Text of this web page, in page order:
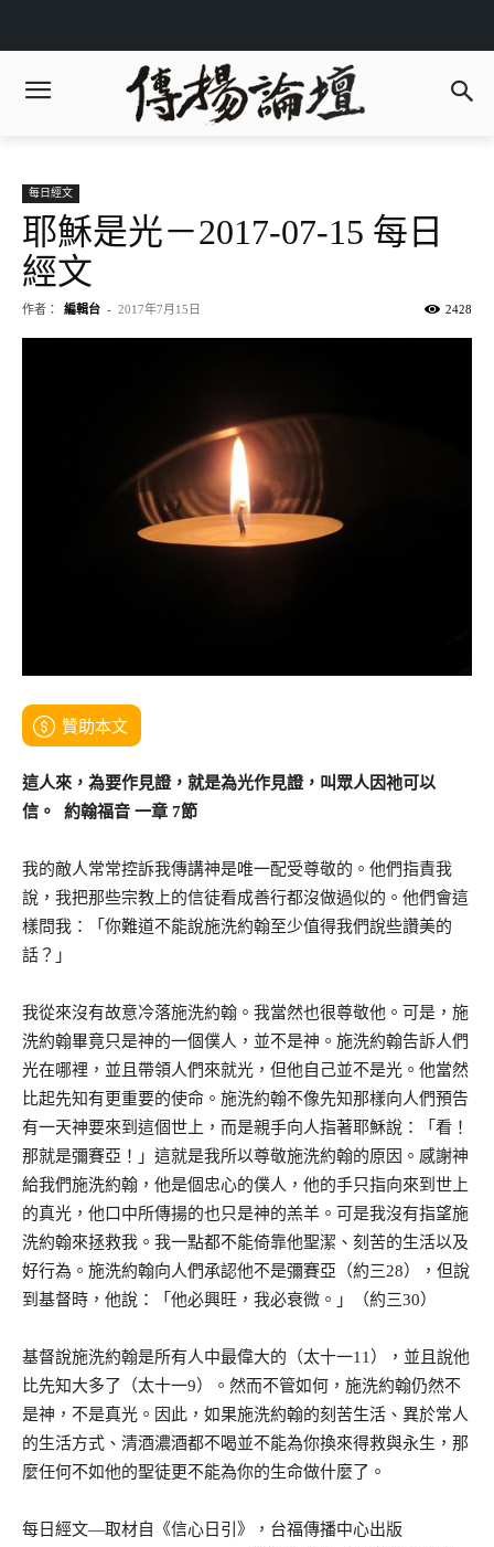
每日經文
耶穌是光－2017-07-15 每日
經文
作者： 編輯台 - 2017年7月15日 2428
贊助本文
這人來，為要作見證，就是為光作見證，叫眾人因祂可以
信。 約翰福音 一章 7節
我的敵人常常控訴我傳講神是唯一配受尊敬的。他們指責我
說，我把那些宗教上的信徒看成善行都沒做過似的。他們會這
樣問我：「你難道不能說施洗約翰至少值得我們說些讚美的
話？」
我從來沒有故意冷落施洗約翰。我當然也很尊敬他。可是，施
洗約翰畢竟只是神的一個僕人，並不是神。施洗約翰告訴人們
光在哪裡，並且帶領人們來就光，但他自己並不是光。他當然
比起先知有更重要的使命。施洗約翰不像先知那樣向人們預告
有一天神要來到這個世上，而是親手向人指著耶穌說：「看！
那就是彌賽亞！」這就是我所以尊敬施洗約翰的原因。感謝神
給我們施洗約翰，他是個忠心的僕人，他的手只指向來到世上
的真光，他口中所傳揚的也只是神的羔羊。可是我沒有指望施
洗約翰來拯救我。我一點都不能倚靠他聖潔、刻苦的生活以及
好行為。施洗約翰向人們承認他不是彌賽亞（約三28），但說
到基督時，他說：「他必興旺，我必衰微。」（約三30）
基督說施洗約翰是所有人中最偉大的（太十一11），並且說他
比先知大多了（太十一9）。然而不管如何，施洗約翰仍然不
是神，不是真光。因此，如果施洗約翰的刻苦生活、異於常人
的生活方式、清酒濃酒都不喝並不能為你換來得救與永生，那
麼任何不如他的聖徒更不能為你的生命做什麼了。
每日經文—取材自《信心日引》，台福傳播中心出版